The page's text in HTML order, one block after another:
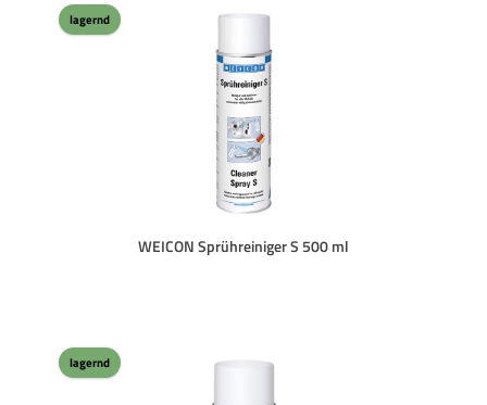
lagernd
WEICON Sprühreiniger S 500 ml
lagernd